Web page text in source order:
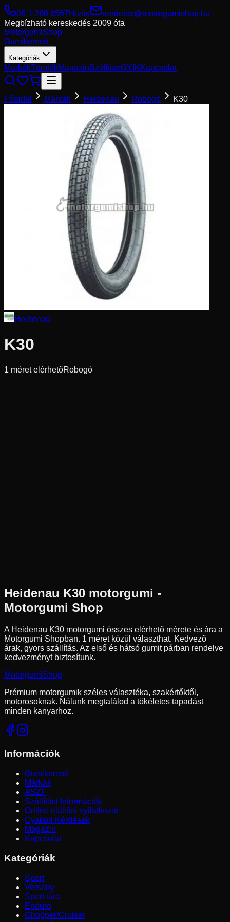
06 1 280 6567Hívás
rendeles@motorgumishop.hu
Megbízható kereskedés 2009 óta
MotorgumiShop
Gumikereső
Kategóriák
MárkákTömlőkMagazinSzállításGYIKKapcsolat
Főoldal Márkák Heidenau Robogó K30
Heidenau
K30
1 méret elérhetőRobogó
Heidenau K30 motorgumi -
Motorgumi Shop
A Heidenau K30 motorgumi összes elérhető mérete és ára a
Motorgumi Shopban. 1 méret közül választhat. Kedvező
árak, gyors szállítás. Az első és hátsó gumit párban rendelve
kedvezményt biztosítunk.
MotorgumiShop
Prémium motorgumik széles választéka, szakértőktől,
motorosoknak. Nálunk megtalálod a tökéletes tapadást
minden kanyarhoz.
Információk
Gumikereső
Márkák
ÁSZF
Szállítási Információk
Online elállási nyilatkozat
Gyakori Kérdések
Magazin
Kapcsolat
Kategóriák
Sport
Verseny
Sport túra
Enduro
Chopper/Cruiser